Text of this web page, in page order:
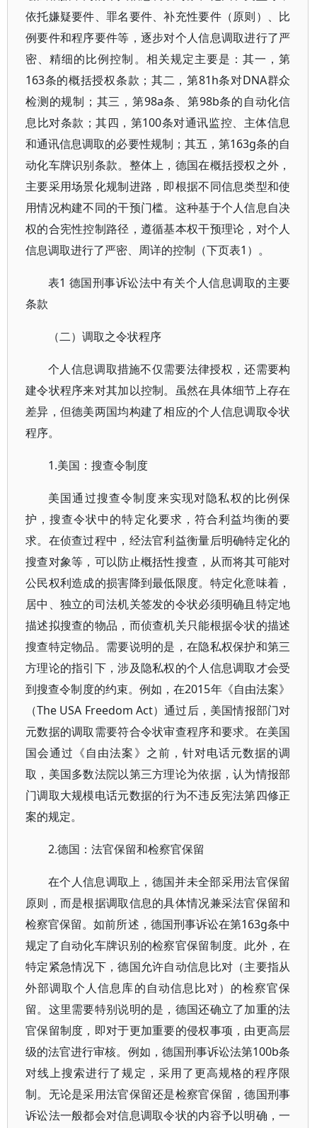
依托嫌疑要件、罪名要件、补充性要件（原则）、比
例要件和程序要件等，逐步对个人信息调取进行了严
密、精细的比例控制。相关规定主要是：其一，第
163条的概括授权条款；其二，第81h条对DNA群众
检测的规制；其三，第98a条、第98b条的自动化信
息比对条款；其四，第100条对通讯监控、主体信息
和通讯信息调取的必要性规制；其五，第163g条的自
动化车牌识别条款。整体上，德国在概括授权之外，
主要采用场景化规制进路，即根据不同信息类型和使
用情况构建不同的干预门槛。这种基于个人信息自决
权的合宪性控制路径，遵循基本权干预理论，对个人
信息调取进行了严密、周详的控制（下页表1）。
表1 德国刑事诉讼法中有关个人信息调取的主要
条款
（二）调取之令状程序
个人信息调取措施不仅需要法律授权，还需要构
建令状程序来对其加以控制。虽然在具体细节上存在
差异，但德美两国均构建了相应的个人信息调取令状
程序。
1.美国：搜查令制度
美国通过搜查令制度来实现对隐私权的比例保
护，搜查令状中的特定化要求，符合利益均衡的要
求。在侦查过程中，经法官利益衡量后明确特定化的
搜查对象等，可以防止概括性搜查，从而将其可能对
公民权利造成的损害降到最低限度。特定化意味着，
居中、独立的司法机关签发的令状必须明确且特定地
描述拟搜查的物品，而侦查机关只能根据令状的描述
搜查特定物品。需要说明的是，在隐私权保护和第三
方理论的指引下，涉及隐私权的个人信息调取才会受
到搜查令制度的约束。例如，在2015年《自由法案》
（The USA Freedom Act）通过后，美国情报部门对
元数据的调取需要符合令状审查程序和要求。在美国
国会通过《自由法案》之前，针对电话元数据的调
取，美国多数法院以第三方理论为依据，认为情报部
门调取大规模电话元数据的行为不违反宪法第四修正
案的规定。
2.德国：法官保留和检察官保留
在个人信息调取上，德国并未全部采用法官保留
原则，而是根据调取信息的具体情况兼采法官保留和
检察官保留。如前所述，德国刑事诉讼在第163g条中
规定了自动化车牌识别的检察官保留制度。此外，在
特定紧急情况下，德国允许自动信息比对（主要指从
外部调取个人信息库的自动信息比对）的检察官保
留。这里需要特别说明的是，德国还确立了加重的法
官保留制度，即对于更加重要的侵权事项，由更高层
级的法官进行审核。例如，德国刑事诉讼法第100b条
对线上搜索进行了规定，采用了更高规格的程序限
制。无论是采用法官保留还是检察官保留，德国刑事
诉讼法一般都会对信息调取令状的内容予以明确，一